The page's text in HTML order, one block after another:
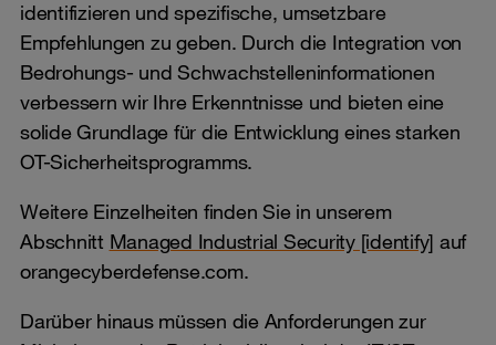
identifizieren und spezifische, umsetzbare
Empfehlungen zu geben. Durch die Integration von
Bedrohungs- und Schwachstelleninformationen
verbessern wir Ihre Erkenntnisse und bieten eine
solide Grundlage für die Entwicklung eines starken
OT-Sicherheitsprogramms.
Weitere Einzelheiten finden Sie in unserem
Abschnitt Managed Industrial Security [identify] auf
orangecyberdefense.com.
Darüber hinaus müssen die Anforderungen zur